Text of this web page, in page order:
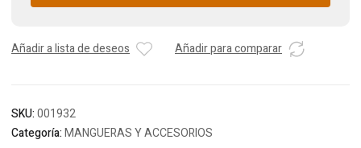
Añadir a lista de deseos Añadir para comparar
SKU:001932
Categoría:MANGUERAS Y ACCESORIOS